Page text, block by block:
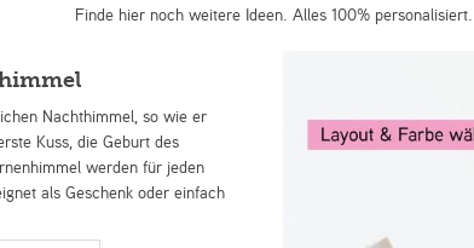
Finde hier noch weitere Ideen. Alles 100% personalisiert.
Nachthimmel, so wie er
Kuss, die Geburt des
werden für jeden
als Geschenk oder einfach